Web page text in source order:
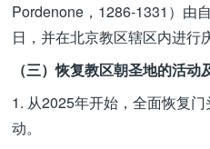
Pordenone，1286-1331）由
日，并在北京教区辖区内进行
（三）恢复教区朝圣地的活
1. 从2025年开始，全面恢复
动。